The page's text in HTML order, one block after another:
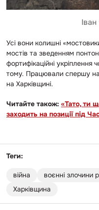
Усі вони колишні
мостів та зведенням
фортифікаційні укріплення
тому. Працювали спершу на
на Харківщині.
Читайте також: «Тато, ти
заходить на позиції під
Теги:
війна воєнні злочини
Харківщина